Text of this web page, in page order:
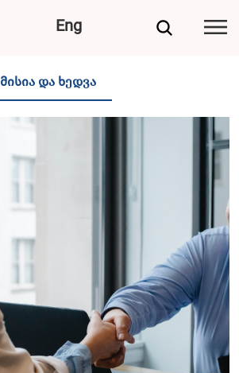
Eng
მისია და ხედვა